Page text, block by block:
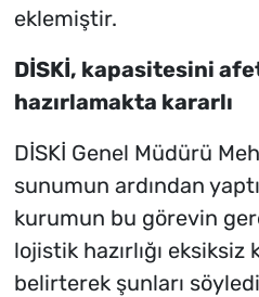
eklemiştir.
DİSKİ, kapasitesini
hazırlamakta kararlı
DİSKİ Genel Müdürü
sunumun ardından
kurumun bu görevin
lojistik hazırlığı eksiksiz
belirterek şunları